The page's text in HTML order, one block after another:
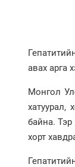
авах арга
Монгол
хатуурал,
байна. Тэр
хорт